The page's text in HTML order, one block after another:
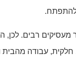
מעסיקים רבים. לכן,
עבודה מהבית